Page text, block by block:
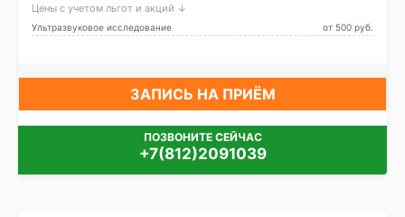
Цены с учетом льгот и акций ↓
Ультразвуковое исследование от 500 pуб.
ЗАПИСЬ НА ПРИЁМ
ПОЗВОНИТЕ СЕЙЧАС
+7(812)2091039